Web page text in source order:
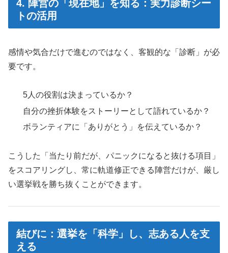
4. 陣営の「現在地」を知る：実力診断シー
トの活用
感情や気合だけで進むのではなく、客観的な「診断」が必
要です。
5人の役割は決まっているか？
自分の挫折体験をストーリーとして語れているか？
ボランティアに「ありがとう」を伝えているか？
こうした「当たり前だが、パニックになると抜ける項目」
をスコアリングし、常に軌道修正できる陣営だけが、厳し
い選挙戦を勝ち抜くことができます。
結びに：選挙を「科学」し、志ある人を支
える